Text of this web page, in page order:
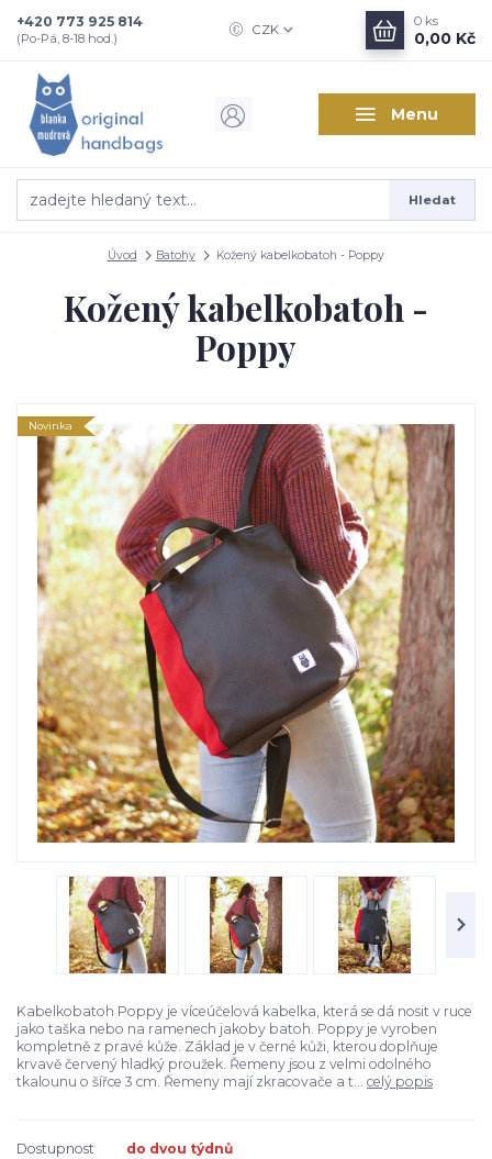
Menu
CZK
Hledat
+420 773 925 814
(Po-Pá, 8-18 hod.)
0 ks
0,00 Kč
Úvod Batohy Kožený kabelkobatoh - Poppy
Kožený kabelkobatoh -
Poppy
Novinka
Kabelkobatoh Poppy je víceúčelová kabelka, která se dá nosit v ruce
jako taška nebo na ramenech jakoby batoh. Poppy je vyroben
kompletně z pravé kůže. Základ je v černé kůži, kterou doplňuje
krvavě červený hladký proužek. Řemeny jsou z velmi odolného
tkalounu o šířce 3 cm. Řemeny mají zkracovače a t... celý popis
Dostupnost do dvou týdnů